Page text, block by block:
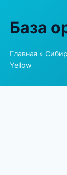
База
Главная »
Yellow